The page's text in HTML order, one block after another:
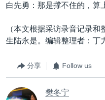
白先勇：那是撑不住的，算
（本文根据采访录音记录
生陆永是。编辑整理者：丁
分享 Follow us
樊冬宁